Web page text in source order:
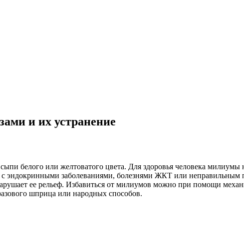
и их устранение
белого или желтоватого цвета. Для здоровья человека милиумы
с эндокринными заболеваниями, болезнями ЖКТ или
ее рельеф. Избавиться от милиумов можно при помощи
шприца или народных способов.